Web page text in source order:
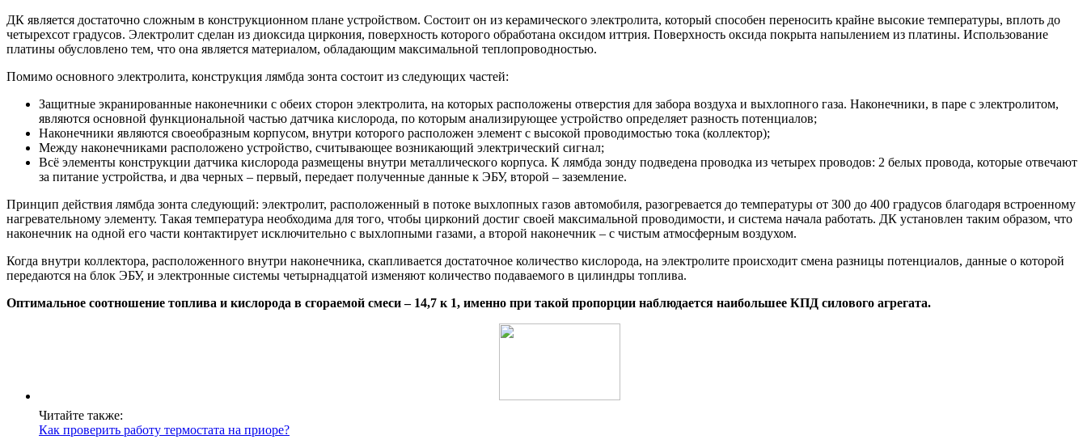
ДК является достаточно сложным в конструкционном плане устройством. Состоит он из керамического электролита, который способен переносить крайне высокие температуры, вплоть до
четырехсот градусов. Электролит сделан из диоксида циркония, поверхность которого обработана оксидом иттрия. Поверхность оксида покрыта напылением из платины. Использование
платины обусловлено тем, что она является материалом, обладающим максимальной теплопроводностью.
Помимо основного электролита, конструкция лямбда зонта состоит из следующих частей:
Защитные экранированные наконечники с обеих сторон электролита, на которых расположены отверстия для забора воздуха и выхлопного газа. Наконечники, в паре с электролитом,
являются основной функциональной частью датчика кислорода, по которым анализирующее устройство определяет разность потенциалов;
Наконечники являются своеобразным корпусом, внутри которого расположен элемент с высокой проводимостью тока (коллектор);
Между наконечниками расположено устройство, считывающее возникающий электрический сигнал;
Всё элементы конструкции датчика кислорода размещены внутри металлического корпуса. К лямбда зонду подведена проводка из четырех проводов: 2 белых провода, которые отвечают
за питание устройства, и два черных – первый, передает полученные данные к ЭБУ, второй – заземление.
Принцип действия лямбда зонта следующий: электролит, расположенный в потоке выхлопных газов автомобиля, разогревается до температуры от 300 до 400 градусов благодаря встроенному
нагревательному элементу. Такая температура необходима для того, чтобы цирконий достиг своей максимальной проводимости, и система начала работать. ДК установлен таким образом, что
наконечник на одной его части контактирует исключительно с выхлопными газами, а второй наконечник – с чистым атмосферным воздухом.
Когда внутри коллектора, расположенного внутри наконечника, скапливается достаточное количество кислорода, на электролите происходит смена разницы потенциалов, данные о которой
передаются на блок ЭБУ, и электронные системы четырнадцатой изменяют количество подаваемого в цилиндры топлива.
Оптимальное соотношение топлива и кислорода в сгораемой смеси – 14,7 к 1, именно при такой пропорции наблюдается наибольшее КПД силового агрегата.
Читайте также:
Как проверить работу термостата на приоре?